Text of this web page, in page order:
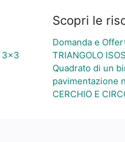
3×3
Scopri le
Domanda e
TRIANGOLO
Quadrato di un
pavimentazione
CERCHIO E